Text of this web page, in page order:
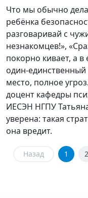
Что мы обычно
ребёнка
разговаривай с
незнакомцев!»,
покорно кивает, а в
один-
место, полное
доцент кафедры
ИЕСЭН НГПУ
уверена: такая
она вредит.
Назад 1 2